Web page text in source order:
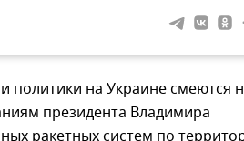
политики на Украине смеются
президента Владимира
ракетных систем по